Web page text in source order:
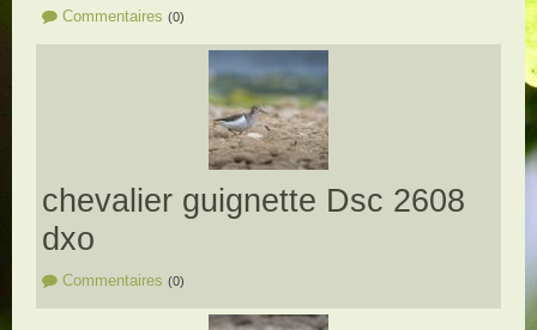
Commentaires (0)
chevalier guignette Dsc 2608
dxo
Commentaires (0)